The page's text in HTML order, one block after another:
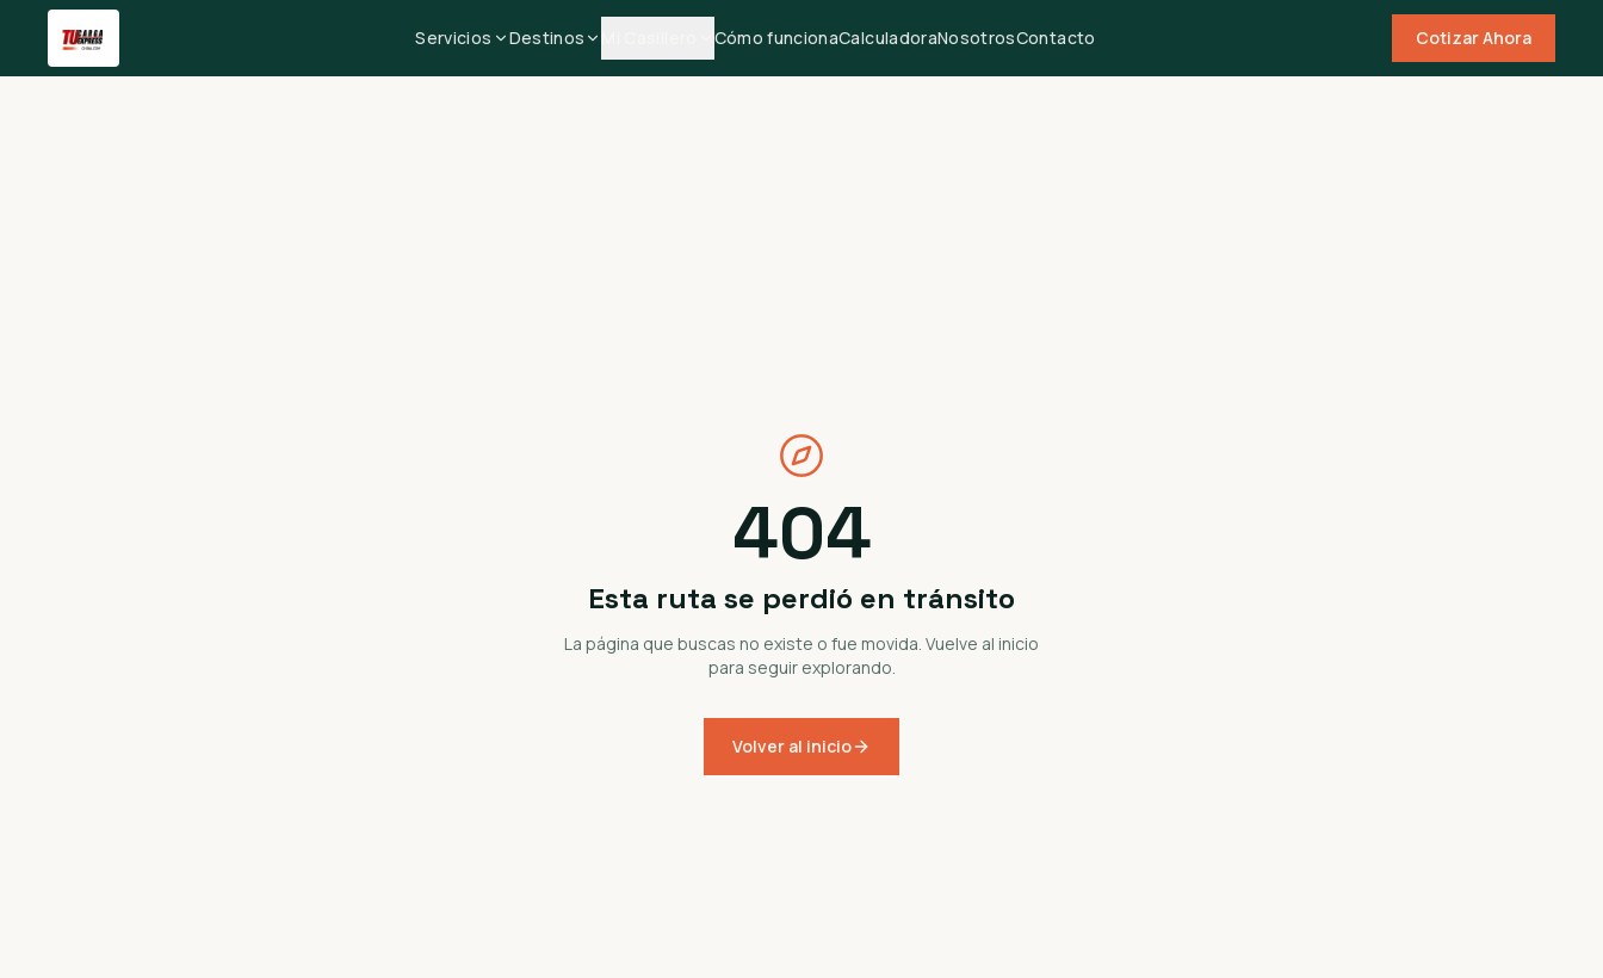
Servicios Destinos Cómo funcionaCalculadoraNosotrosContacto Cotizar Ahora
404
Esta ruta se perdió en tránsito
La página que buscas no existe o fue movida. Vuelve al inicio
para seguir explorando.
Volver al inicio